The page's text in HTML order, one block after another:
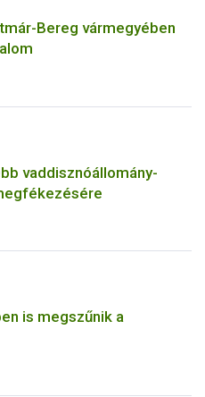
Bereg vármegyében
vaddisznóállomány-
is megszűnik a